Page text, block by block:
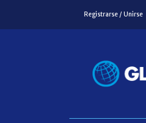
Registrarse / Unirse